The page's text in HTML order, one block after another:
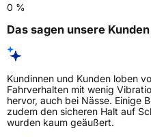
0 %
Das sagen unsere Kunden
Kundinnen und Kunden loben
Fahrverhalten mit wenig
hervor, auch bei Nässe. Einige
zudem den sicheren Halt auf
wurden kaum geäußert.